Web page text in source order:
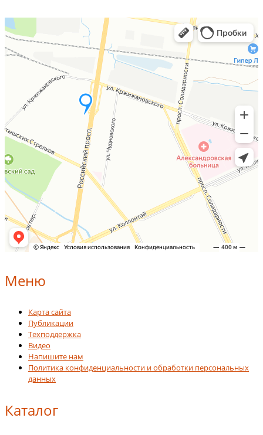
Меню
Карта сайта
Публикации
Техподдержка
Видео
Напишите нам
Политика конфиденциальности и обработки персональных
данных
Каталог